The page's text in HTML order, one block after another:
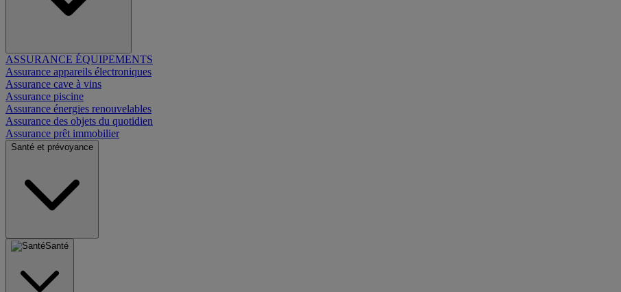
ASSURANCE ÉQUIPEMENTS
Assurance appareils électroniques
Assurance cave à vins
Assurance piscine
Assurance énergies renouvelables
Assurance des objets du quotidien
Assurance prêt immobilier
Santé et prévoyance
Santé